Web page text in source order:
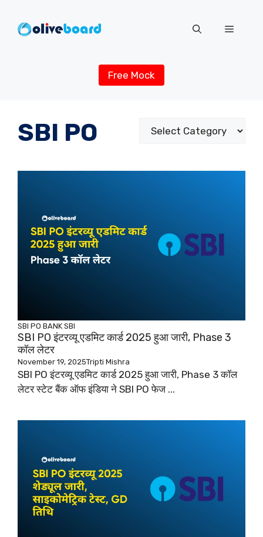
content
Menu
Free Mock
SBI PO
SBI PO BANK SBI
SBI PO इंटरव्यू एडमिट कार्ड 2025 हुआ जारी, Phase 3
कॉल लेटर
November 19, 2025Tripti Mishra
SBI PO इंटरव्यू एडमिट कार्ड 2025 हुआ जारी, Phase 3 कॉल
लेटर स्टेट बैंक ऑफ इंडिया ने SBI PO फेज ...